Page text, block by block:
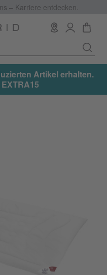
– Karriere entdecken.
Artikel erhalten.